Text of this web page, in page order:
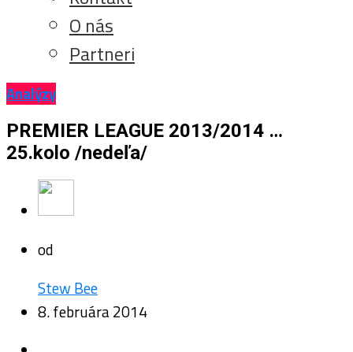
O nás
Partneri
Analýzy
PREMIER LEAGUE 2013/2014 …
25.kolo /nedeľa/
od
Stew Bee
8. februára 2014